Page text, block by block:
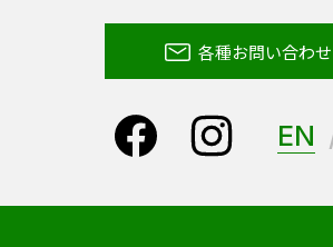
各種お問い合わせ
EN